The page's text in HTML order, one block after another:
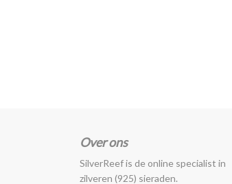
Over ons
SilverReef is de online specialist in
zilveren (925) sieraden.